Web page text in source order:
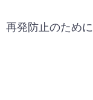
再発防止のために